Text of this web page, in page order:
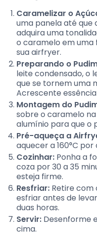
Caramelizar o
uma panela até
adquira uma
o caramelo em uma
sua airfryer.
Preparando o
leite condensado, o
que se tornem uma
Acrescente
Montagem do
sobre o caramelo
alumínio para que o
Pré-aqueça a
aquecer a 160°C
Cozinhar: Ponha a
coza por 30 a 35
esteja firme.
Resfriar: Retire com
esfriar antes de
duas horas.
Servir: Desenforme
cima.